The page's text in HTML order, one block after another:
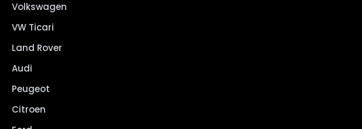
Volkswagen
VW Ticari
Land Rover
Audi
Peugeot
Citroen